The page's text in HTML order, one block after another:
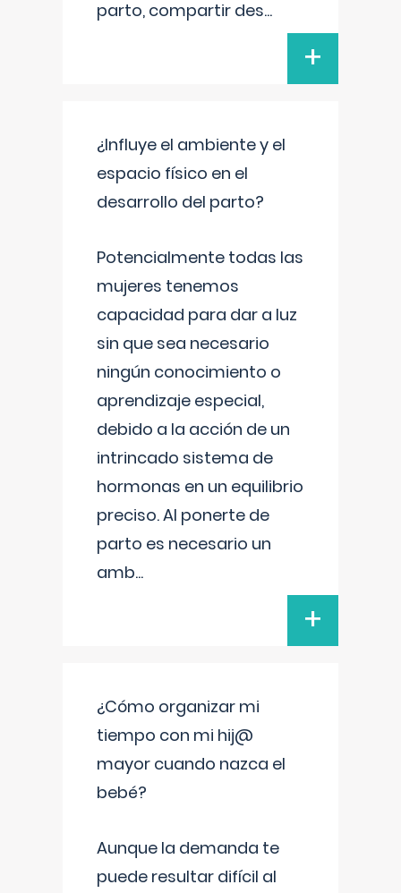
parto, compartir des...
+
¿Influye el ambiente y el
espacio físico en el
desarrollo del parto?
Potencialmente todas las
mujeres tenemos
capacidad para dar a luz
sin que sea necesario
ningún conocimiento o
aprendizaje especial,
debido a la acción de un
intrincado sistema de
hormonas en un equilibrio
preciso. Al ponerte de
parto es necesario un
amb...
+
¿Cómo organizar mi
tiempo con mi hij@
mayor cuando nazca el
bebé?
Aunque la demanda te
puede resultar difícil al